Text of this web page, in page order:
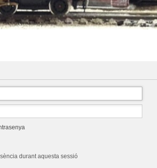
durant aquesta sessió